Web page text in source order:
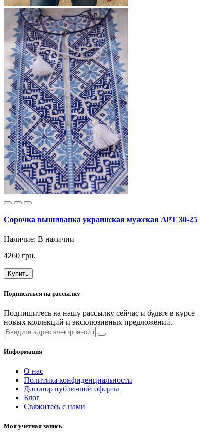
Сорочка вышиванка украинская мужская АРТ 30-25
Наличие: В наличии
4260 грн.
Купить
Подписаться на рассылку
Подпишитесь на нашу рассылку сейчас и будьте в курсе
новых коллекций и эксклюзивных предложений.
Информация
О нас
Политика конфиденциальности
Договор публичной оферты
Блог
Свяжитесь с нами
Моя учетная запись